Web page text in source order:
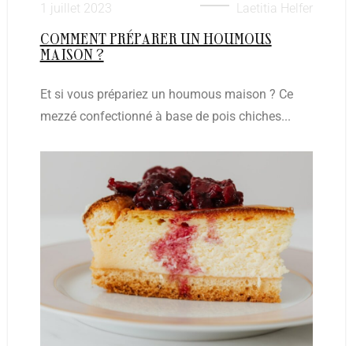
1 juillet 2023 Laetitia Helfer
COMMENT PRÉPARER UN HOUMOUS
MAISON ?
Et si vous prépariez un houmous maison ? Ce
mezzé confectionné à base de pois chiches...